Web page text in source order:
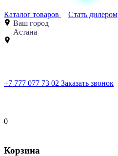
Каталог товаров
Стать дилером
Ваш город
Астана
+7 777 077 73 02 Заказать звонок
0
Корзина